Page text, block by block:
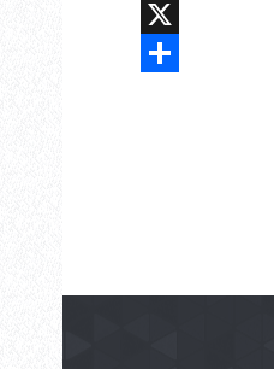
Facebook
X